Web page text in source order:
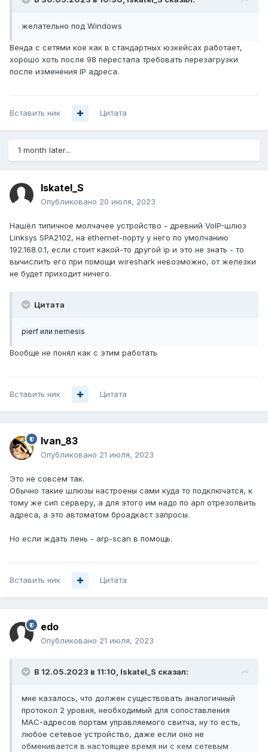
желательно под Windows
Венда с сетями кое как в стандартных юзкейсах работает,
хорошо хоть после 98 перестала требовать перезагрузки
после изменения IP адреса.
Вставить ник Цитата
1 month later...
Iskatel_S
Опубликовано 20 июля, 2023
Нашёл типичное молчачее устройство - древний VoIP-шлюз
Linksys SPA2102, на ethernet-порту у него по умолчанию
192.168.0.1, если стоит какой-то другой ip и это не знать - то
вычислить его при помощи wireshark невозможно, от железки
не будет приходит ничего.
Цитата
pierf или nemesis
Вообще не понял как с этим работать
Вставить ник Цитата
Ivan_83
Опубликовано 21 июля, 2023
Это не совсем так.
Обычно такие шлюзы настроены сами куда то подключатся, к
тому же сип серверу, а для этого им надо по арп отрезолвить
адреса, а это автоматом броадкаст запросы.
Но если ждать лень - arp-scan в помощь.
Вставить ник Цитата
edo
Опубликовано 21 июля, 2023
В 12.05.2023 в 11:10, Iskatel_S сказал:
мне казалось, что должен существовать аналогичный
протокол 2 уровня, необходимый для сопоставления
MAC-адресов портам управляемого свитча, ну то есть,
любое сетевое устройство, даже если оно не
обменивается в настоящее время ни с кем сетевым